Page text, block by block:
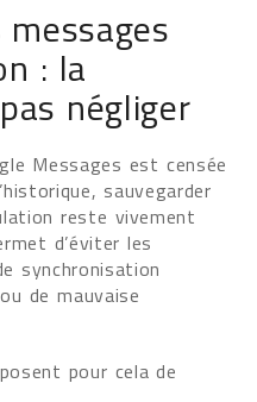
: la
négliger
Messages est censée
sauvegarder
reste vivement
d’éviter les
synchronisation
de mauvaise
pour cela de